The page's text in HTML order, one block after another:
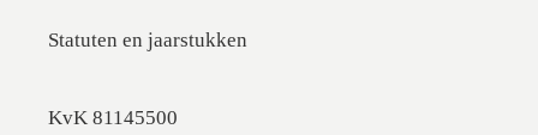
Statuten en jaarstukken
KvK 81145500